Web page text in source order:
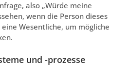
also „Würde meine
wenn die Person dieses
Wesentliche, um mögliche
und -prozesse